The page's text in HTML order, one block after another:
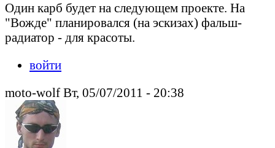
Один карб будет на следующем проекте. На
"Вожде" планировался (на эскизах) фальш-
радиатор - для красоты.
войти
moto-wolf Вт, 05/07/2011 - 20:38